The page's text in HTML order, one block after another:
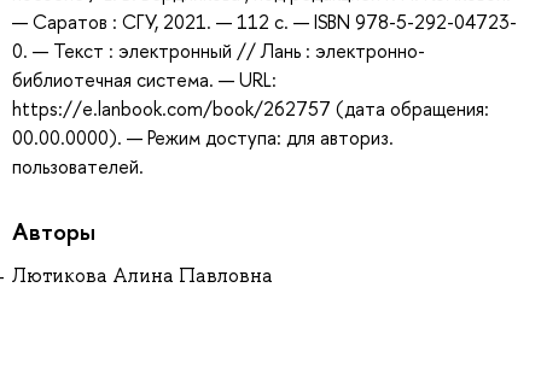
— Саратов : СГУ, 2021. — 112 с. — ISBN 978-5-292-04723-
0. — Текст : электронный // Лань : электронно-
библиотечная система. — URL:
https://e.lanbook.com/book/262757 (дата обращения:
00.00.0000). — Режим доступа: для авториз.
пользователей.
Авторы
Лютикова Алина Павловна